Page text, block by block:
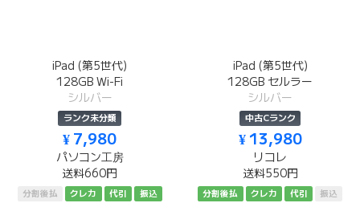
iPad (第5世代)
128GB Wi-Fi
シルバー
ランク未分類
¥ 7,980
パソコン工房
送料660円
分割後払 クレカ 代引 振込
iPad (第5世代)
128GB セルラー
シルバー
中古Cランク
¥ 13,980
リコレ
送料550円
分割後払 クレカ 代引 振込